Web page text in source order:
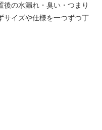
後の水漏れ・臭い・つまり
サイズや仕様を一つずつ丁